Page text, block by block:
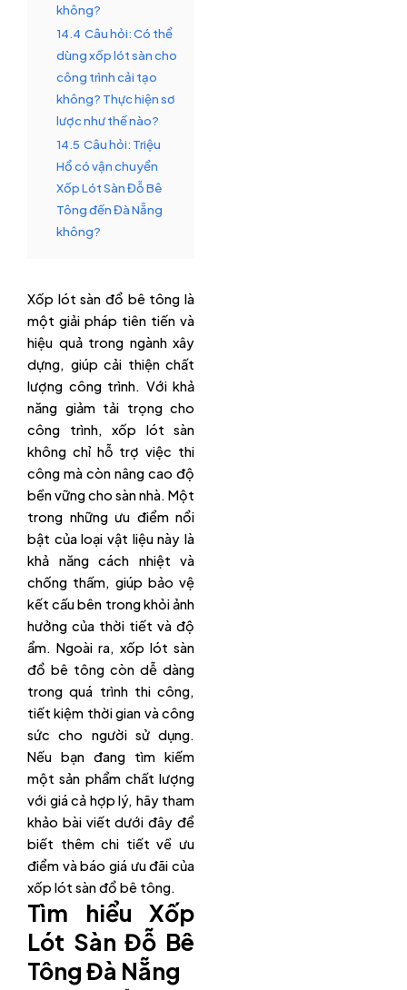
không?
14.4 Câu hỏi: Có thể
dùng xốp lót sàn cho
công trình cải tạo
không? Thực hiện sơ
lược như thế nào?
14.5 Câu hỏi: Triệu
Hổ có vận chuyển
Xốp Lót Sàn Đỗ Bê
Tông đến Đà Nẵng
không?
Xốp lót sàn đổ bê tông là
một giải pháp tiên tiến và
hiệu quả trong ngành xây
dựng, giúp cải thiện chất
lượng công trình. Với khả
năng giảm tải trọng cho
công trình, xốp lót sàn
không chỉ hỗ trợ việc thi
công mà còn nâng cao độ
bền vững cho sàn nhà. Một
trong những ưu điểm nổi
bật của loại vật liệu này là
khả năng cách nhiệt và
chống thấm, giúp bảo vệ
kết cấu bên trong khỏi ảnh
hưởng của thời tiết và độ
ẩm. Ngoài ra, xốp lót sàn
đổ bê tông còn dễ dàng
trong quá trình thi công,
tiết kiệm thời gian và công
sức cho người sử dụng.
Nếu bạn đang tìm kiếm
một sản phẩm chất lượng
với giá cả hợp lý, hãy tham
khảo bài viết dưới đây để
biết thêm chi tiết về ưu
điểm và báo giá ưu đãi của
xốp lót sàn đổ bê tông.
Tìm hiểu Xốp
Lót Sàn Đỗ Bê
Tông Đà Nẵng